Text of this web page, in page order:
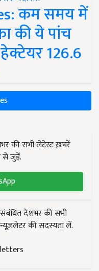
कम समय में
की ये पांच
126.6
की सभी लेटेस्ट ख़बरें
से जुड़ें.
देशभर की सभी
की सदस्यता लें.